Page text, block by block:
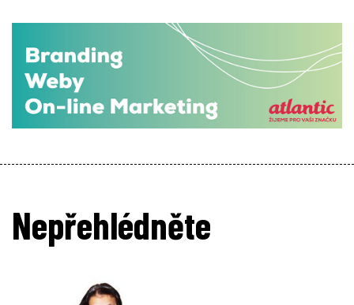
Nepřehlédněte